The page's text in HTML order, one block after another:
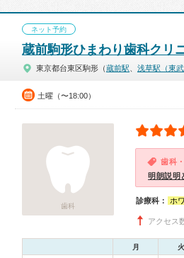
ネット予約
蔵前駒形ひまわり歯科クリ
東京都台東区駒形（蔵前駅 浅草駅（東
土曜（〜18:00）
歯科
歯科
明朗説明
診療科： ホ
アクセス
月 火